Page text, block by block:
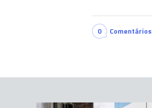
0 Comentários